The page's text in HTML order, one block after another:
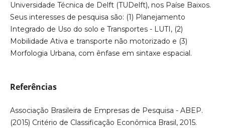
Universidade Técnica de Delft (TUDelft), nos Paíse Baixos.
Seus interesses de pesquisa são: (1) Planejamento
Integrado de Uso do solo e Transportes - LUTI, (2)
Mobilidade Ativa e transporte não motorizado e (3)
Morfologia Urbana, com ênfase em sintaxe espacial.
Referências
Associação Brasileira de Empresas de Pesquisa - ABEP.
(2015) Critério de Classificação Econômica Brasil, 2015.